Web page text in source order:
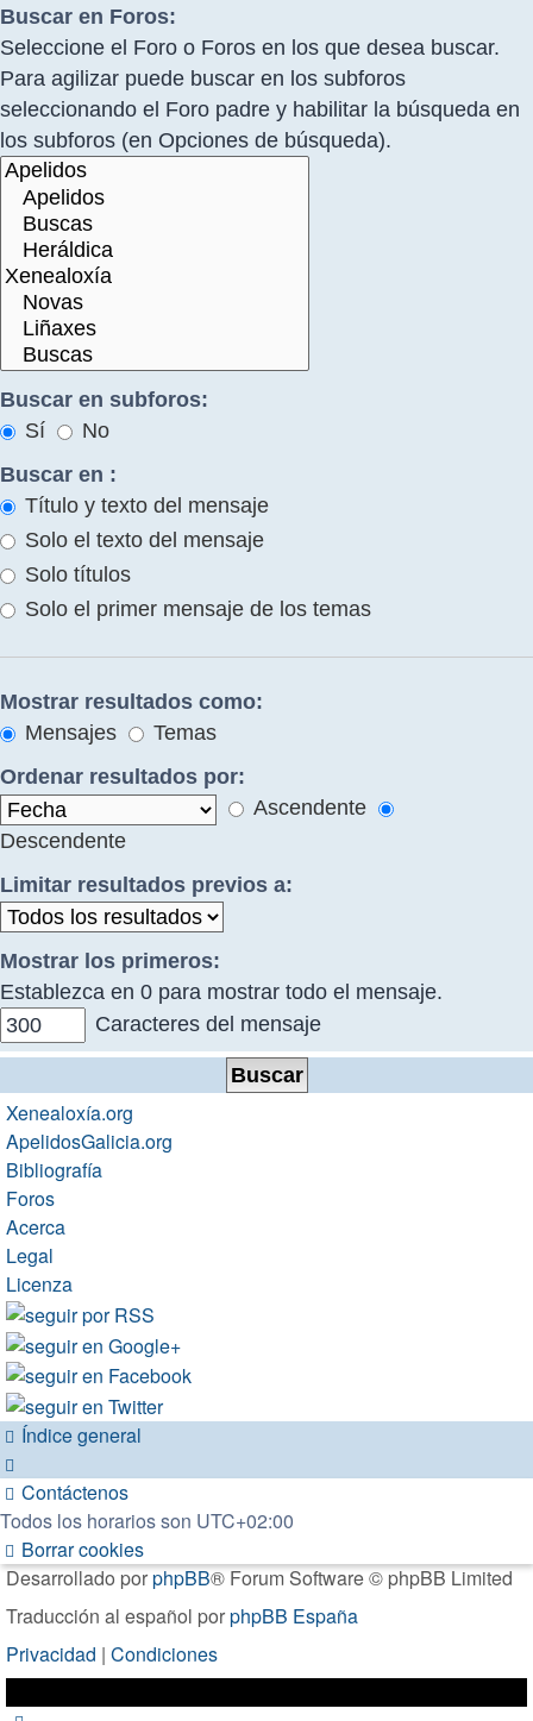
Buscar en Foros:
Seleccione el Foro o Foros en los que desea buscar.
Para agilizar puede buscar en los subforos
seleccionando el Foro padre y habilitar la búsqueda en
los subforos (en Opciones de búsqueda).
Buscar en subforos:
Sí
No
Buscar en :
Título y texto del mensaje
Solo el texto del mensaje
Solo títulos
Solo el primer mensaje de los temas
Mostrar resultados como:
Mensajes
Temas
Ordenar resultados por:
Ascendente
Descendente
Limitar resultados previos a:
Mostrar los primeros:
Establezca en 0 para mostrar todo el mensaje.
Caracteres del mensaje
Xenealoxía.org
ApelidosGalicia.org
Bibliografía
Foros
Acerca
Legal
Licenza
Índice general
Contáctenos
Todos los horarios son UTC+02:00
Borrar cookies
Desarrollado porphpBB® Forum Software © phpBB Limited
Traducción al español porphpBB España
Privacidad | Condiciones